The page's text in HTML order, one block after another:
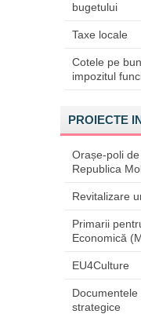
bugetului
Taxe locale
Cotele pe
impozitul
PROIECTE
Orașe-poli
Republica
Revitalizare
Primarii
Economică
EU4Culture
strategice